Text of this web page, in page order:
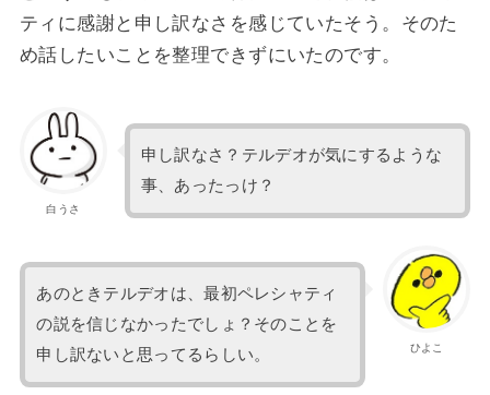
ティに感謝と申し訳なさを感じていたそう。そのた
め話したいことを整理できずにいたのです。
白うさ
申し訳なさ？テルデオが気にするような
事、あったっけ？
ひよこ
あのときテルデオは、最初ペレシャティ
の説を信じなかったでしょ？そのことを
申し訳ないと思ってるらしい。